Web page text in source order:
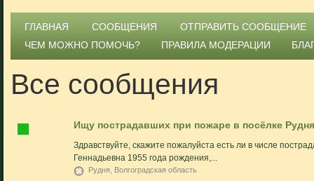
ГЛАВНАЯ СООБЩЕНИЯ
ОТПРАВИТЬ СООБЩЕНИЕ
ЧЕМ МОЖНО ПОМОЧЬ?
ПРАВИЛА МОДЕРАЦИИ
Все сообщения
Ищу пострадавших при пожаре в посёлке Рудня
Здравствуйте, скажите пожалуйста есть ли в числе
Геннадьевна 1955 года рождения,...
Рудня, Волгоградская область